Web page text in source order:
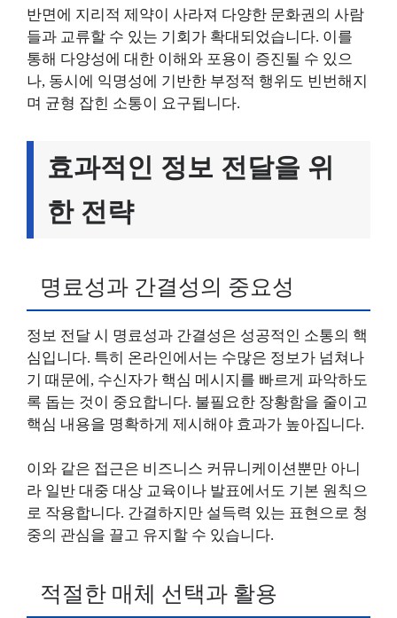
반면에 지리적 제약이 사라져 다양한 문화권의 사람
들과 교류할 수 있는 기회가 확대되었습니다. 이를
통해 다양성에 대한 이해와 포용이 증진될 수 있으
나, 동시에 익명성에 기반한 부정적 행위도 빈번해지
며 균형 잡힌 소통이 요구됩니다.
효과적인 정보 전달을 위
한 전략
명료성과 간결성의 중요성
정보 전달 시 명료성과 간결성은 성공적인 소통의 핵
심입니다. 특히 온라인에서는 수많은 정보가 넘쳐나
기 때문에, 수신자가 핵심 메시지를 빠르게 파악하도
록 돕는 것이 중요합니다. 불필요한 장황함을 줄이고
핵심 내용을 명확하게 제시해야 효과가 높아집니다.
이와 같은 접근은 비즈니스 커뮤니케이션뿐만 아니
라 일반 대중 대상 교육이나 발표에서도 기본 원칙으
로 작용합니다. 간결하지만 설득력 있는 표현으로 청
중의 관심을 끌고 유지할 수 있습니다.
적절한 매체 선택과 활용